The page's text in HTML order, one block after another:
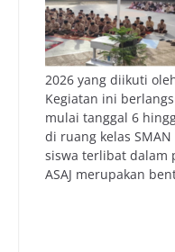
2026 yang diikuti
Kegiatan ini
mulai tanggal 6
di ruang kelas SMAN
siswa terlibat dalam
ASAJ merupakan